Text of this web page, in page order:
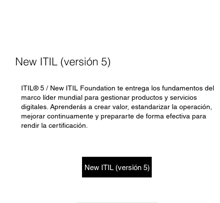
New ITIL (versión 5)
ITIL® 5 / New ITIL Foundation te entrega los fundamentos del
marco líder mundial para gestionar productos y servicios
digitales. Aprenderás a crear valor, estandarizar la operación,
mejorar continuamente y prepararte de forma efectiva para
rendir la certificación.
New ITIL (versión 5)